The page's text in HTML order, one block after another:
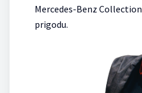
Mercedes-Benz
prigodu.